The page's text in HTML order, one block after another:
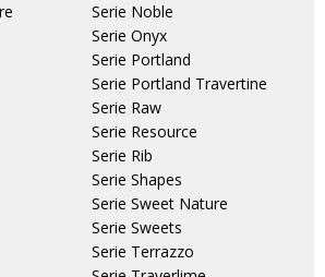
Serie Noble
Serie Onyx
Serie Portland
Serie Portland Travertine
Serie Raw
Serie Resource
Serie Rib
Serie Shapes
Serie Sweet Nature
Serie Sweets
Serie Terrazzo